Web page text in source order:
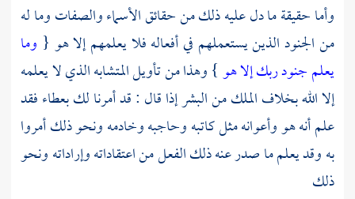
وأما حقيقة ما دل عليه ذلك من حقائق الأسماء والصفات وما له
من الجنود الذين يستعملهم في أفعاله فلا يعلمهم إلا هو { وما
يعلم جنود ربك إلا هو} وهذا من تأويل المتشابه الذي لا يعلمه
إلا الله بخلاف الملك من البشر إذا قال : قد أمرنا لك بعطاء فقد
علم أنه هو وأعوانه مثل كاتبه وحاجبه وخادمه ونحو ذلك أمروا
به وقد يعلم ما صدر عنه ذلك الفعل من اعتقاداته وإراداته ونحو
ذلك